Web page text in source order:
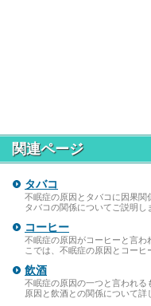
関連ページ
タバコ
不眠症の原因とタバコに因果関
タバコの関係についてご説明し
コーヒー
不眠症の原因がコーヒーと言わ
こでは、不眠症の原因とコーヒ
飲酒
不眠症の原因の一つと言われ
原因と飲酒との関係について詳